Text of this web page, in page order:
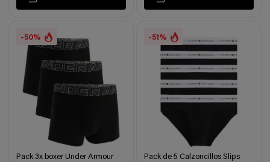
-50%
Pack 3x boxer Under Armour
-51%
Pack de 5 Calzoncillos Slips